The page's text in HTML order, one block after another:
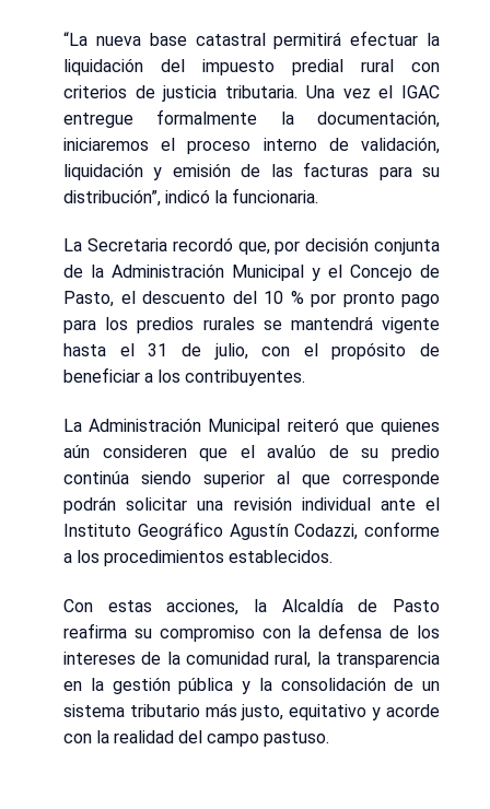
“La nueva base catastral permitirá efectuar la
liquidación del impuesto predial rural con
criterios de justicia tributaria. Una vez el IGAC
entregue formalmente la documentación,
iniciaremos el proceso interno de validación,
liquidación y emisión de las facturas para su
distribución”, indicó la funcionaria.
La Secretaria recordó que, por decisión conjunta
de la Administración Municipal y el Concejo de
Pasto, el descuento del 10 % por pronto pago
para los predios rurales se mantendrá vigente
hasta el 31 de julio, con el propósito de
beneficiar a los contribuyentes.
La Administración Municipal reiteró que quienes
aún consideren que el avalúo de su predio
continúa siendo superior al que corresponde
podrán solicitar una revisión individual ante el
Instituto Geográfico Agustín Codazzi, conforme
a los procedimientos establecidos.
Con estas acciones, la Alcaldía de Pasto
reafirma su compromiso con la defensa de los
intereses de la comunidad rural, la transparencia
en la gestión pública y la consolidación de un
sistema tributario más justo, equitativo y acorde
con la realidad del campo pastuso.